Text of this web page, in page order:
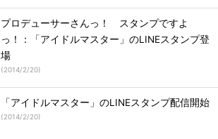
プロデューサーさんっ！ スタンプですよ
っ！：「アイドルマスター」のLINEスタンプ登
場
(2014/2/20)
「アイドルマスター」のLINEスタンプ配信開始
(2014/2/20)